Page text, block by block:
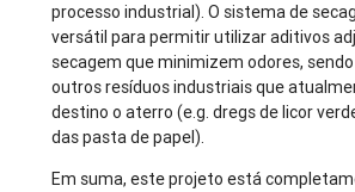
processo industrial). O sistema de
versátil para permitir utilizar aditivos
secagem que minimizem odores,
outros resíduos industriais que
destino o aterro (e.g. dregs de licor
das pasta de papel).
Em suma, este projeto está